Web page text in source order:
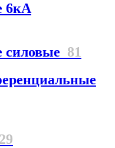
6кА
81